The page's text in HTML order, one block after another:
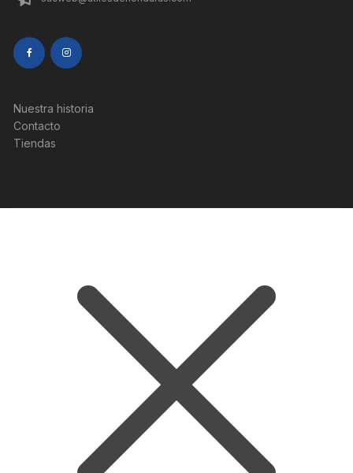
Nuestra historia
Contacto
Tiendas